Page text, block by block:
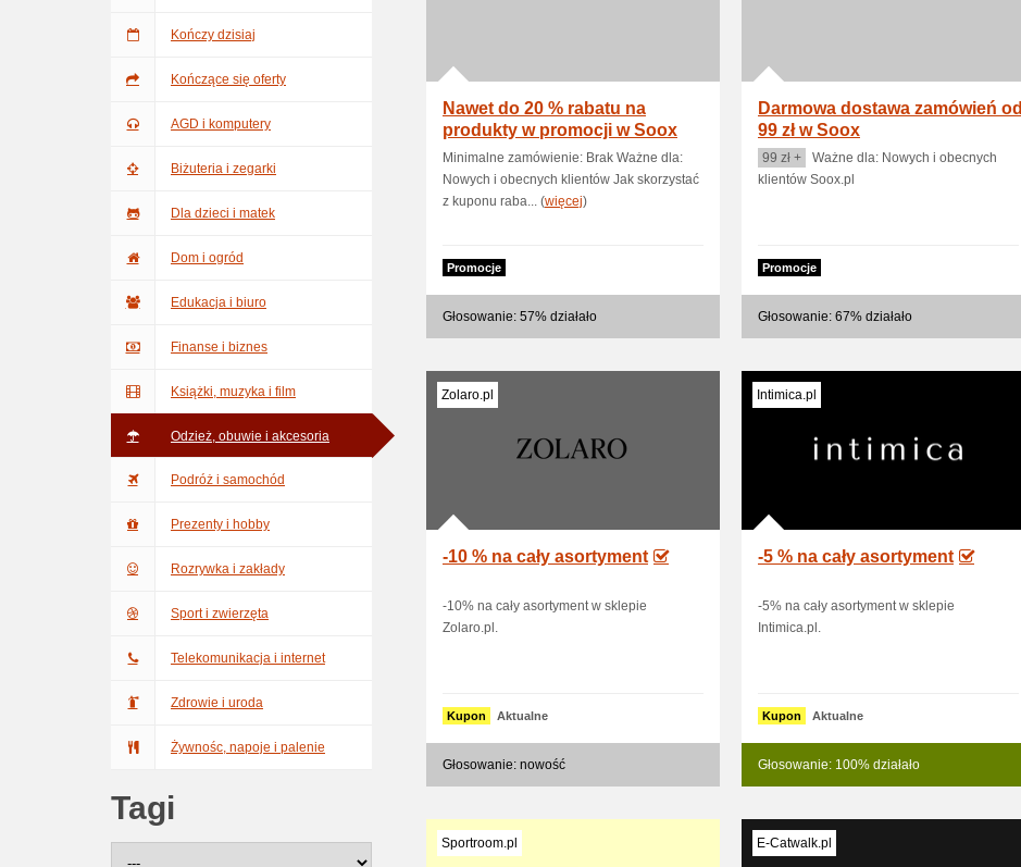
Kończy dzisiaj
Kończące się oferty
AGD i komputery
Biżuteria i zegarki
Dla dzieci i matek
Dom i ogród
Edukacja i biuro
Finanse i biznes
Książki, muzyka i film
Odzież, obuwie i akcesoria
Podróż i samochód
Prezenty i hobby
Rozrywka i zakłady
Sport i zwierzęta
Telekomunikacja i internet
Zdrowie i uroda
Żywnośc, napoje i palenie
Tagi
Nawet do 20 % rabatu na
produkty w promocji w Soox
Minimalne zamówienie: Brak Ważne dla:
Nowych i obecnych klientów Jak skorzystać
z kuponu raba... (więcej)
Promocje
Głosowanie: 57% działało
Darmowa dostawa zamówień od
99 zł w Soox
99 zł +
Ważne dla: Nowych i obecnych
klientów Soox.pl
Promocje
Głosowanie: 67% działało
Zolaro.pl
-10 % na cały asortyment
-10% na cały asortyment w sklepie
Zolaro.pl.
Kupon Aktualne
Głosowanie: nowość
Intimica.pl
-5 % na cały asortyment
-5% na cały asortyment w sklepie
Intimica.pl.
Kupon Aktualne
Głosowanie: 100% działało
Sportroom.pl E-Catwalk.pl